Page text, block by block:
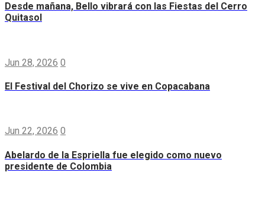
Desde mañana, Bello vibrará con las Fiestas del Cerro
Quitasol
Jun 28, 2026 0
El Festival del Chorizo se vive en Copacabana
Jun 22, 2026 0
Abelardo de la Espriella fue elegido como nuevo
presidente de Colombia